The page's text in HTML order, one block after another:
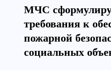
МЧС
требования к
пожарной
социальных